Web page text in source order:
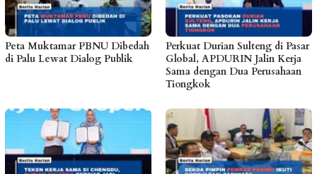
Peta Muktamar PBNU Dibedah
di Palu Lewat Dialog Publik
Perkuat Durian Sulteng di Pasar
Global, APDURIN Jalin Kerja
Sama dengan Dua Perusahaan
Tiongkok